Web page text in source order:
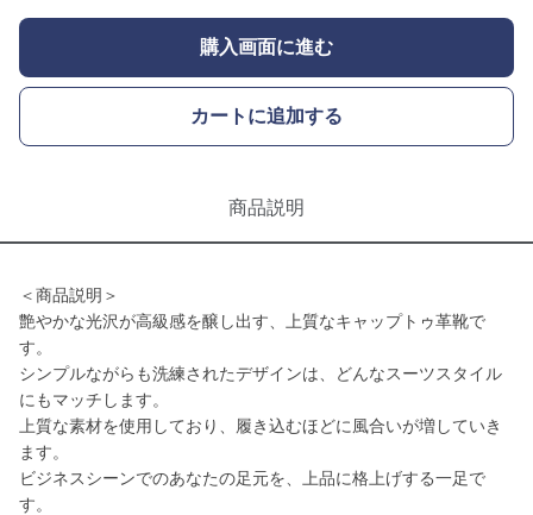
購入画面に進む
カートに追加する
商品説明
＜商品説明＞
艶やかな光沢が高級感を醸し出す、上質なキャップトゥ革靴で
す。
シンプルながらも洗練されたデザインは、どんなスーツスタイル
にもマッチします。
上質な素材を使用しており、履き込むほどに風合いが増していき
ます。
ビジネスシーンでのあなたの足元を、上品に格上げする一足で
す。